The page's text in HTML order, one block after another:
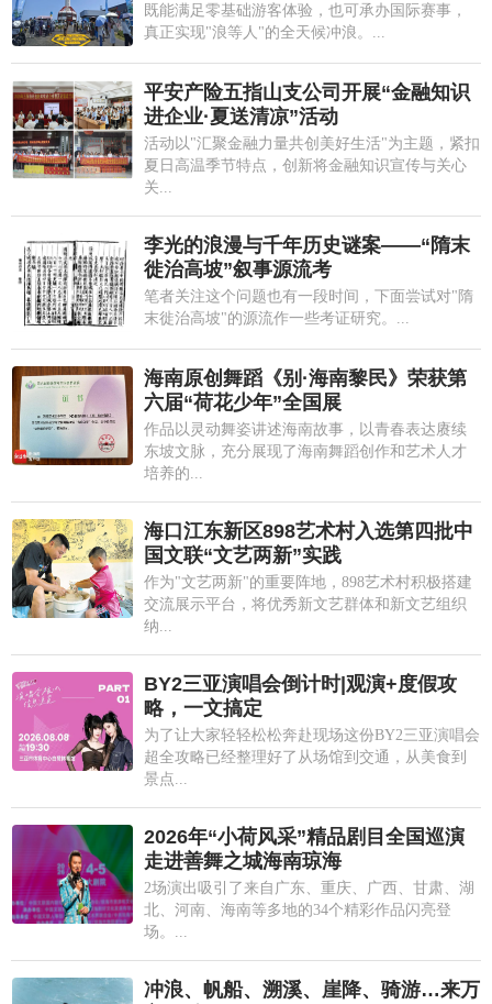
既能满足零基础游客体验，也可承办国际赛事，
真正实现"浪等人"的全天候冲浪。...
平安产险五指山支公司开展“金融知识
进企业·夏送清凉”活动
活动以"汇聚金融力量共创美好生活"为主题，紧扣
夏日高温季节特点，创新将金融知识宣传与关心
关...
李光的浪漫与千年历史谜案——“隋末
徙治高坡”叙事源流考
笔者关注这个问题也有一段时间，下面尝试对"隋
末徙治高坡"的源流作一些考证研究。...
海南原创舞蹈《别·海南黎民》荣获第
六届“荷花少年”全国展
作品以灵动舞姿讲述海南故事，以青春表达赓续
东坡文脉，充分展现了海南舞蹈创作和艺术人才
培养的...
海口江东新区898艺术村入选第四批中
国文联“文艺两新”实践
作为"文艺两新"的重要阵地，898艺术村积极搭建
交流展示平台，将优秀新文艺群体和新文艺组织
纳...
BY2三亚演唱会倒计时|观演+度假攻
略，一文搞定
为了让大家轻轻松松奔赴现场这份BY2三亚演唱会
超全攻略已经整理好了从场馆到交通，从美食到
景点...
2026年“小荷风采”精品剧目全国巡演
走进善舞之城海南琼海
2场演出吸引了来自广东、重庆、广西、甘肃、湖
北、河南、海南等多地的34个精彩作品闪亮登
场。...
冲浪、帆船、溯溪、崖降、骑游…来万